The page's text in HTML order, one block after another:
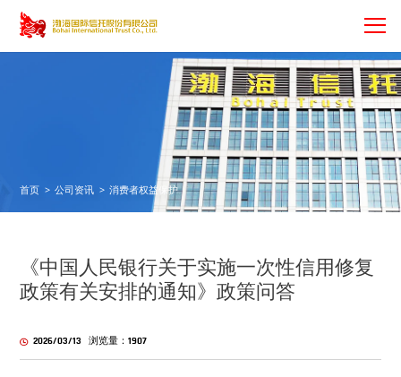
首页 > 公司资讯 > 消费者权益保护
《中国人民银行关于实施一次性信用修复
政策有关安排的通知》政策问答
2026/03/13 浏览量：1907